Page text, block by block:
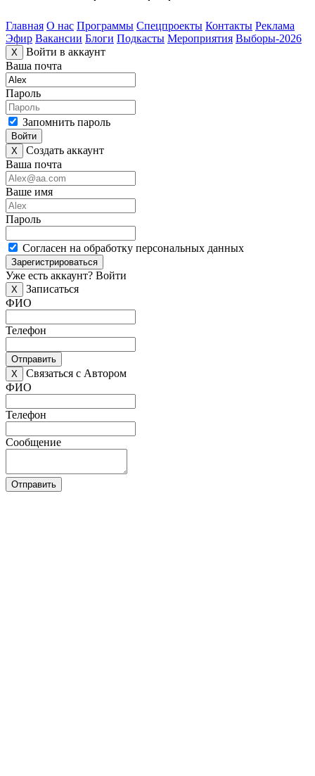
Главная О нас Программы Спецпроекты Контакты Реклама
Эфир Вакансии Блоги Подкасты Мероприятия Выборы-2026
X
Войти в аккаунт
Ваша почта
Пароль
Запомнить пароль
Войти
X
Создать аккаунт
Ваша почта
Ваше имя
Пароль
Согласен на обработку персональных данных
Зарегистрироваться
Уже есть аккаунт? Войти
X
Записаться
ФИО
Телефон
Отправить
X
Связаться с Автором
ФИО
Телефон
Сообщение
Отправить